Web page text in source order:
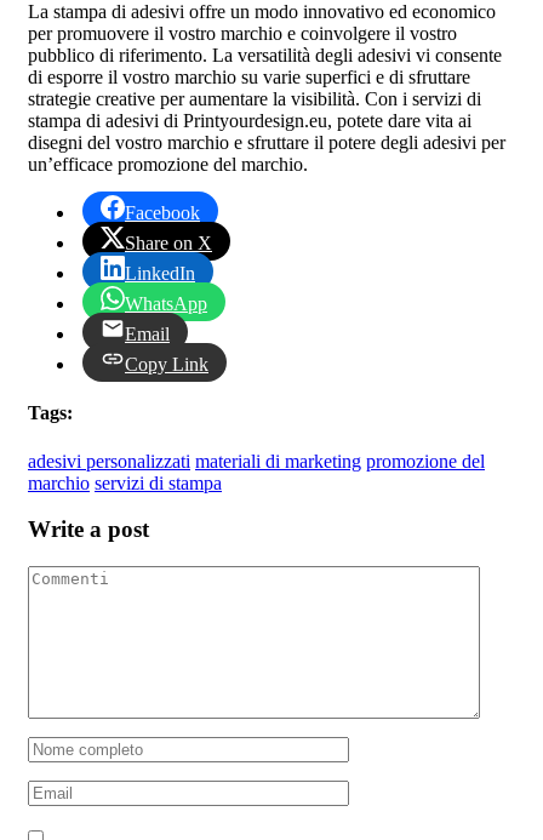
La stampa di adesivi offre un modo innovativo ed economico
per promuovere il vostro marchio e coinvolgere il vostro
pubblico di riferimento. La versatilità degli adesivi vi consente
di esporre il vostro marchio su varie superfici e di sfruttare
strategie creative per aumentare la visibilità. Con i servizi di
stampa di adesivi di Printyourdesign.eu, potete dare vita ai
disegni del vostro marchio e sfruttare il potere degli adesivi per
un’efficace promozione del marchio.
Facebook
Share on X
LinkedIn
WhatsApp
Email
Copy Link
Tags:
adesivi personalizzati materiali di marketing promozione del
marchio servizi di stampa
Write a post